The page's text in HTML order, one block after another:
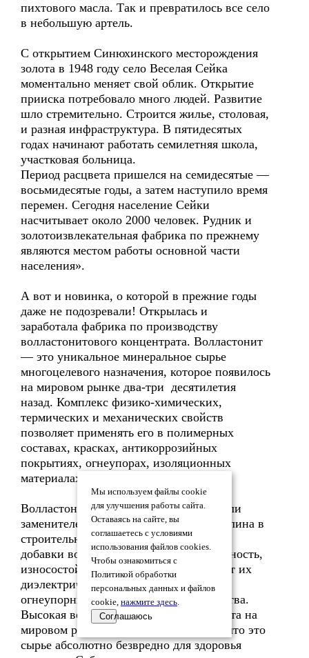
пихтового масла. Так и превратилось все село
в небольшую артель.
С открытием Синюхинского месторождения
золота в 1948 году село Веселая Сейка
моментально меняет свой облик. Открытие
прииска потребовало много людей. Развитие
шло стремительно. Строится жилье, столовая,
и разная инфраструктура. В пятидесятых
годах начинают работать семилетняя школа,
участковая больница.
Период расцвета пришелся на семидесятые —
восьмидесятые годы, а затем наступило время
перемен. Сегодня население Сейки
насчитывает около 2000 человек. Рудник и
золотоизвлекательная фабрика по прежнему
являются местом работы основной части
населения».
А вот и новинка, о которой в прежние годы
даже не подозревали! Открылась и
заработала фабрика по производству
волластонитового концентрата. Волластонит
— это уникальное минеральное сырье
многоцелевого назначения, которое появилось
на мировом рынке два-три десятилетия
назад. Комплекс физико-химических,
термических и механических свойств
позволяет применять его в полимерных
составах, красках, антикоррозийных
покрытиях, огнеупорах, изоляционных
материалах.
Волластонит является наполнителем или
заменителем талька, асбеста, мела, каолина в
строительных материалах. Небольшие
добавки волластонита повышают прочность,
износостойкость материалов, улучшают их
диэлектрические, термоизоляционные,
огнеупорные и технологические свойства.
Высокая востребованность волластонита на
мировом рынке связана еще и с тем, что это
сырье абсолютно безвредно для здоровья
Мы используем файлы cookie
для улучшения работы сайта.
Оставаясь на сайте, вы
соглашаетесь с условиями
использования файлов cookies.
Чтобы ознакомиться с
Политикой обработки
персональных данных и файлов
cookie, нажмите здесь.
Соглашаюсь